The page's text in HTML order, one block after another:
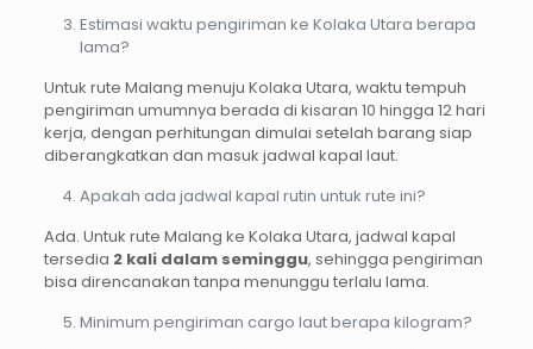
Estimasi waktu pengiriman ke Kolaka Utara berapa
lama?
Untuk rute Malang menuju Kolaka Utara, waktu tempuh
pengiriman umumnya berada di kisaran 10 hingga 12 hari
kerja, dengan perhitungan dimulai setelah barang siap
diberangkatkan dan masuk jadwal kapal laut.
Apakah ada jadwal kapal rutin untuk rute ini?
Ada. Untuk rute Malang ke Kolaka Utara, jadwal kapal
tersedia 2 kali dalam seminggu, sehingga pengiriman
bisa direncanakan tanpa menunggu terlalu lama.
Minimum pengiriman cargo laut berapa kilogram?